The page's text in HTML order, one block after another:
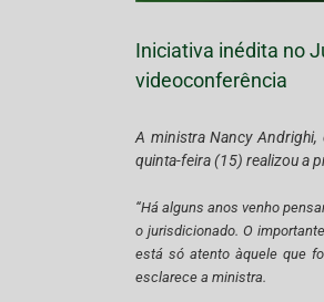
Iniciativa inédita no
videoconferência
A ministra Nancy Andrighi,
quinta-feira (15) realizou a
“Há alguns anos venho
o jurisdicionado. O
está só atento àquele que
esclarece a ministra.